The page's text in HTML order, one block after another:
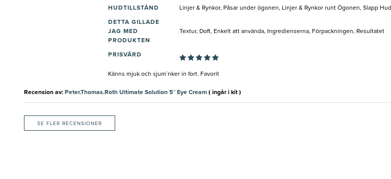
HUDTILLSTÅND Linjer & Rynkor, Påsar under ögonen, Linjer & Rynkor runt Ögonen, Slapp Hud
DETTA GILLADE
JAG MED
PRODUKTEN
Textur, Doft, Enkelt att använda, Ingredienserna, Förpackningen, Resultatet
PRISVÄRD
Känns mjuk och sjum¨nker in fort. Favorit
Recension av: Peter.Thomas.Roth Ultimate Solution 5™ Eye Cream ( ingår i kit )
SE FLER RECENSIONER